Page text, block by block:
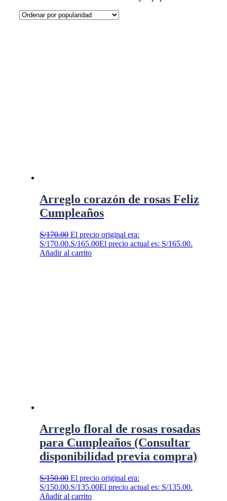
Arreglo corazón de rosas Feliz
Cumpleaños
S/170.00 El precio original era:
S/170.00.S/165.00El precio actual es: S/165.00.
Añadir al carrito
Arreglo floral de rosas rosadas
para Cumpleaños (Consultar
disponibilidad previa compra)
S/150.00 El precio original era:
S/150.00.S/135.00El precio actual es: S/135.00.
Añadir al carrito